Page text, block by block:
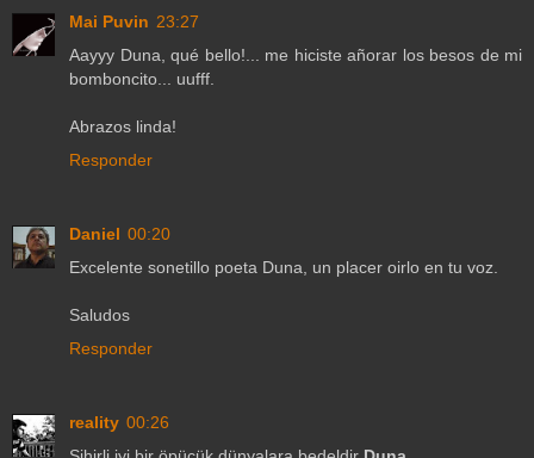
Mai Puvin 23:27
Aayyy Duna, qué bello!... me hiciste añorar los besos de mi
bomboncito... uufff.
Abrazos linda!
Responder
Daniel 00:20
Excelente sonetillo poeta Duna, un placer oirlo en tu voz.
Saludos
Responder
reality 00:26